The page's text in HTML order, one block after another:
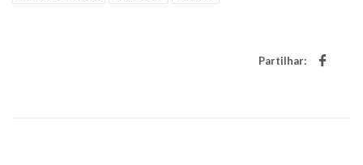
Partilhar: